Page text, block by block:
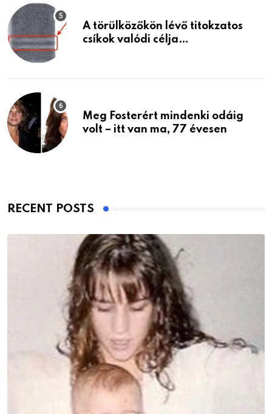
A törülközőkön lévő titokzatos
csíkok valódi célja…
Meg Fosterért mindenki odáig
volt – itt van ma, 77 évesen
RECENT POSTS